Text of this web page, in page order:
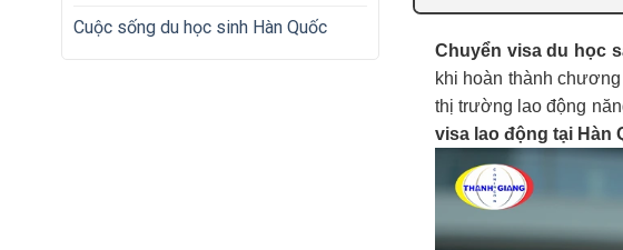
Chuyển visa du học
khi hoàn thành
thị trường lao động
visa lao động tại Hàn
Cuộc sống du học sinh Hàn Quốc